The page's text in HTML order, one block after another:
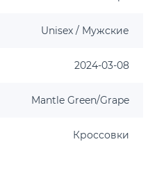
Unisex / Мужские
2024-03-08
Mantle Green/Grape
Кроссовки